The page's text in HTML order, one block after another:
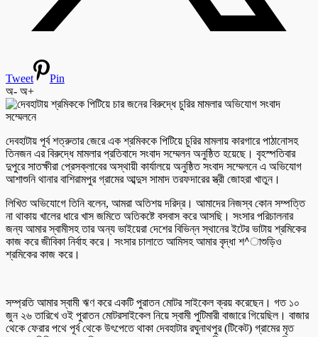
Tweet
Pin
অ- অ+
দেবহাটায় পূর্ব শত্রুতার জেরে এক শ্রমিককে পিটিয়ে চুরির মামলায় কারগারে পাঠানোসহ
তিনজন এর বিরুদ্ধে মামলার প্রতিবাদে সংবাদ সম্মেলন অনুষ্ঠিত হয়েছে। বৃহস্পতিবার
দুপুরে সাতক্ষীরা প্রেসক্লাবের অস্থায়ী কার্যালয়ে অনুষ্ঠিত সংবাদ সম্মেলনে এ অভিযোগ
আশাশুনি থানার বাশিরামপুর গ্রামের আব্দুস সামাদ তরফদারের স্ত্রী জোহরা খাতুন।
লিখিত অভিযোগে তিনি বলেন, আমরা অতিশয় দরিদ্র। আমাদের নিজস্ব কোন সম্পত্তি
না থাকায় খালের ধারে খাস জমিতে অতিকষ্টে বসবাস করে আসছি। সংসার পরিচালনার
জন্য আমার স্বামীসহ তার অন্য ভাইয়েরা দেশের বিভিন্ন স্থানের ইটের ভাটায় শ্রমিকের
কাজ করে জীবিকা নির্বাহ করে। সংসার চালাতে আমিসহ আমার বৃদ্ধা শ^াশুড়িও
শ্রমিকের কাজ করে।
সম্প্রতি আমার স্বামী ঋণ করে একটি পুরাতন মোটর সাইকেল ক্রয় করেছেন। গত ১০
জুন ২৬ তারিখে ওই পুরাতন মোটরসাইকেল নিয়ে স্বামী পুটিমারী বাজারে গিয়েছিল। বাজার
থেকে ফেরার পথে পূর্ব থেকে উৎপেতে থাকা দেবহাটার রঘুনাথপুর (টিকেট) গ্রামের মৃত